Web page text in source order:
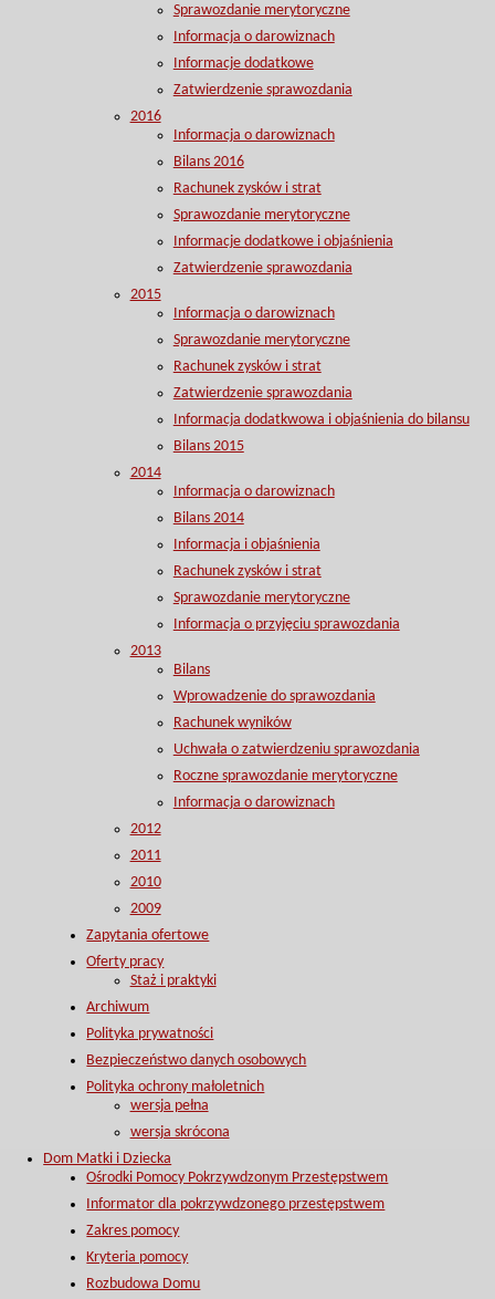
Sprawozdanie merytoryczne
Informacja o darowiznach
Informacje dodatkowe
Zatwierdzenie sprawozdania
2016
Informacja o darowiznach
Bilans 2016
Rachunek zysków i strat
Sprawozdanie merytoryczne
Informacje dodatkowe i objaśnienia
Zatwierdzenie sprawozdania
2015
Informacja o darowiznach
Sprawozdanie merytoryczne
Rachunek zysków i strat
Zatwierdzenie sprawozdania
Informacja dodatkwowa i objaśnienia do bilansu
Bilans 2015
2014
Informacja o darowiznach
Bilans 2014
Informacja i objaśnienia
Rachunek zysków i strat
Sprawozdanie merytoryczne
Informacja o przyjęciu sprawozdania
2013
Bilans
Wprowadzenie do sprawozdania
Rachunek wyników
Uchwała o zatwierdzeniu sprawozdania
Roczne sprawozdanie merytoryczne
Informacja o darowiznach
2012
2011
2010
2009
Zapytania ofertowe
Oferty pracy
Staż i praktyki
Archiwum
Polityka prywatności
Bezpieczeństwo danych osobowych
Polityka ochrony małoletnich
wersja pełna
wersja skrócona
Dom Matki i Dziecka
Ośrodki Pomocy Pokrzywdzonym Przestępstwem
Informator dla pokrzywdzonego przestępstwem
Zakres pomocy
Kryteria pomocy
Rozbudowa Domu